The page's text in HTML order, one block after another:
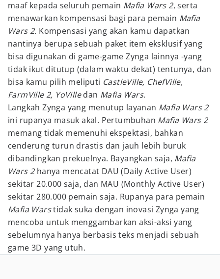
maaf kepada seluruh pemain Mafia Wars 2, serta
menawarkan kompensasi bagi para pemain Mafia
Wars 2. Kompensasi yang akan kamu dapatkan
nantinya berupa sebuah paket item eksklusif yang
bisa digunakan di game-game Zynga lainnya -yang
tidak ikut ditutup (dalam waktu dekat) tentunya, dan
bisa kamu pilih meliputi CastleVille, ChefVille,
FarmVille 2, YoVilledan Mafia Wars.
Langkah Zynga yang menutup layanan Mafia Wars 2
ini rupanya masuk akal. Pertumbuhan Mafia Wars 2
memang tidak memenuhi ekspektasi, bahkan
cenderung turun drastis dan jauh lebih buruk
dibandingkan prekuelnya. Bayangkan saja, Mafia
Wars 2hanya mencatat DAU (Daily Active User)
sekitar 20.000 saja, dan MAU (Monthly Active User)
sekitar 280.000 pemain saja. Rupanya para pemain
Mafia Warstidak suka dengan inovasi Zynga yang
mencoba untuk menggambarkan aksi-aksi yang
sebelumnya hanya berbasis teks menjadi sebuah
game 3D yang utuh.